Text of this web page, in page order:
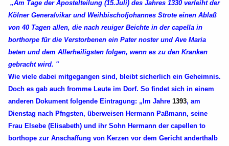
„Am Tage der Apostelteilung (15.Juli) des Jahres 1330 verleiht der
Kölner Generalvikar und Weihbischofjohannes Strote einen Ablaß
von 40 Tagen allen, die nach reuiger Beichte in der capella in
borthorpe für die Verstorbenen ein Pater noster und Ave Maria
beten und dem Allerheiligsten folgen, wenn es zu den Kranken
gebracht wird. "
Wie viele dabei mitgegangen sind, bleibt sicherlich ein Geheimnis.
Doch es gab auch fromme Leute im Dorf. So findet sich in einem
anderen Dokument folgende Eintragung: „Im Jahre 1393, am
Dienstag nach Pfngsten, überweisen Hermann Paßmann, seine
Frau Elsebe (Elisabeth) und ihr Sohn Hermann der capellen to
borthope zur Anschaffung von Kerzen vor dem Gericht anderthalb